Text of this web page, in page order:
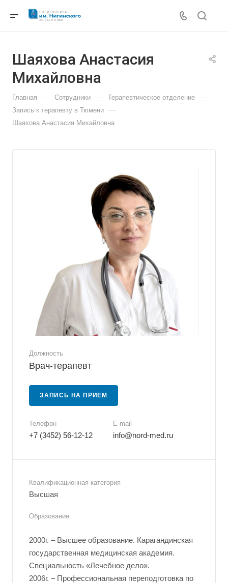
Шаяхова Анастасия
Михайловна
Главная — Сотрудники — Терапевтическое отделение —
Запись к терапевту в Тюмени —
Шаяхова Анастасия Михайловна
Должность
Врач-терапевт
ЗАПИСЬ НА ПРИЁМ
Телефон
+7 (3452) 56-12-12
E-mail
info@nord-med.ru
Квалификационная категория
Высшая
Образование
2000г. – Высшее образование. Карагандинская
государственная медицинская академия.
Специальность «Лечебное дело».
2006г. – Профессиональная переподготовка по